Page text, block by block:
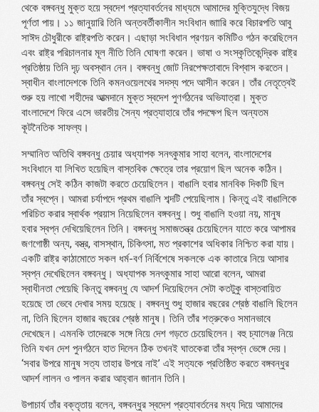
থেকে বঙ্গবন্ধু মুক্ত হয়ে স্বদেশ প্রত্যাবর্তনের মাধ্যমে আমাদের মুক্তিযুদ্ধে বিজয়
পূর্ণতা পায়। ১১ জানুয়ারি তিনি অন্তবর্তীকালীন সংবিধান জাারি করে বিচারপতি আবু
সাঈদ চৌধুরীকে রাষ্ট্রপতি করেন। এছাড়া সংবিধান প্রণয়ন কমিটিও গঠন করেছিলেন
এবং রাষ্ট্র পরিচালনার মূল নীতি তিনি ঘোষণা করেন। ভাষা ও সংস্কৃতিকেন্দ্রিক রাষ্ট্র
প্রতিষ্ঠায় তিনি দৃঢ় অবস্থান নেন। বঙ্গবন্ধু জোট নিরপেক্ষতাবাদে বিশ্বাস করতেন।
স্বাধীন বাংলাদেশকে তিনি কমনওয়েলথের সদস্য পদে আসীন করেন। তাঁর নেতৃত্বেই
শুরু হয় লাখো শহীদের আত্মদানে মুক্ত স্বদেশ পুণর্গঠনের অভিযাত্রা। মুক্ত
বাংলাদেশে ফিরে এসে ভারতীয় সৈন্য প্রত্যাহারে তাঁর পদক্ষেপ ছিল অন্যতম
কূটনৈতিক সাফল্য।
সম্মানিত অতিথি বঙ্গবন্ধু চেয়ার অধ্যাপক সনৎকুমার সাহা বলেন, বাংলাদেশের
সংবিধানে যা লিখিত হয়েছিল বাস্তবিক ক্ষেত্রে তার প্রয়োগ ছিল অনেক কঠিন।
বঙ্গবন্ধু সেই কঠিন কাজটা করতে চেয়েছিলেন। বাঙালি হবার মানবিক দিকটি ছিল
তাঁর স্বপ্নে। আমরা চর্যাপদে প্রথম বাঙালি শব্দটি পেয়েছিলাম। কিন্তু এই বাঙালিকে
পরিচিত করার স্বার্থক প্রয়াস নিয়েছিলেন বঙ্গবন্ধু। শুধু বাঙালি হওয়া নয়, মানুষ
হবার স্বপ্ন দেখিয়েছিলেন তিনি। বঙ্গবন্ধু সমাজতন্ত্র চেয়েছিলেন যাতে করে আপামর
জণগোষ্ঠী অন্য, বস্ত্র, বাসস্থান, চিকিৎসা, মত প্রকাশের অধিকার নিশ্চিত করা যায়।
একটি রাষ্ট্র কাঠামোতে সকল ধর্ম-বর্ণ নির্বিশেষে সকলকে এক কাতারে নিয়ে আসার
স্বপ্ন দেখেছিলেন বঙ্গবন্ধু। অধ্যাপক সনৎকুমার সাহা আরো বলেন, আমরা
স্বাধীনতা পেয়েছি কিন্তু বঙ্গবন্ধু যে আদর্শ দিয়েছিলেন সেটা কতটুকু বাস্তবায়িত
হয়েছে তা ভেবে দেখার সময় হয়েছে। বঙ্গবন্ধু শুধু হাজার বছরের শ্রেষ্ঠ বাঙালি ছিলেন
না, তিনি ছিলেন হাজার বছরের শ্রেষ্ঠ মানুষ। তিনি তাঁর শত্রুকেও সমানভাবে
দেখেছেন। এমনকি তাদেরকে সঙ্গে নিয়ে দেশ গড়তে চেয়েছিলেন। বহু চ্যালেঞ্জ নিয়ে
তিনি যখন দেশ পুনর্গঠনে হাত দিলেন ঠিক তখনই ঘাতকেরা তাঁর স্বপ্ন ভেঙ্গে দেয়।
‘সবার উপরে মানুষ সত্য তাহার উপরে নাই’ এই সত্যকে প্রতিষ্ঠিত করতে বঙ্গবন্ধুর
আদর্শ লালন ও পালন করার আহ্বান জানান তিনি।
উপাচার্য তাঁর বক্তৃতায় বলেন, বঙ্গবন্ধুর স্বদেশ প্রত্যাবর্তনের মধ্য দিয়ে আমাদের